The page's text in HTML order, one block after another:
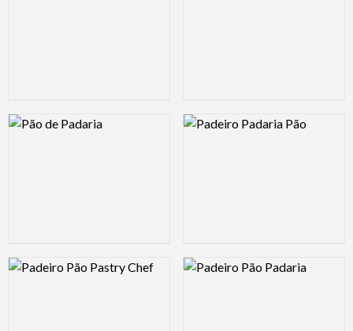
Logo Preview Image Logo Preview Image
Logo Preview Image Logo Preview Image